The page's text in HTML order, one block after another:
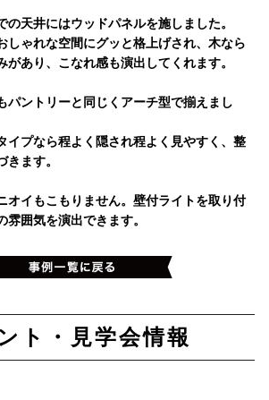
天井にはウッドパネルを施しました。
しゃれな空間にグッと格上げされ、木なら
あり、こなれ感も演出してくれます。
パントリーと同じくアーチ型で揃えまし
イプなら程よく隠され程よく見やすく、整
ます。
オイもこもりません。壁付ライトを取り付
囲気を演出できます。
ト・見学会情報